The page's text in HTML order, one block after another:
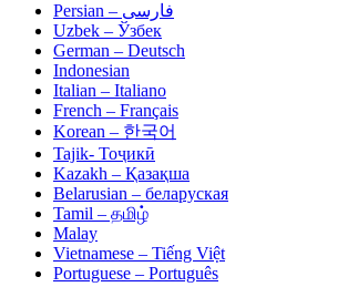
Persian – فارسی
Uzbek – Ўзбек
German – Deutsch
Indonesian
Italian – Italiano
French – Français
Korean – 한국어
Tajik- Тоҷикӣ
Kazakh – Қазақша
Belarusian – беларуская
Tamil – தமிழ்
Malay
Vietnamese – Tiếng Việt
Portuguese – Português